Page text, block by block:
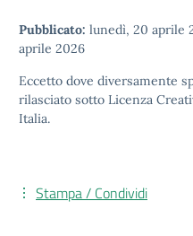
Pubblicato: lunedì, 20 aprile
aprile 2026
Eccetto dove diversamente
rilasciato sotto Licenza
Italia.
Stampa / Condividi